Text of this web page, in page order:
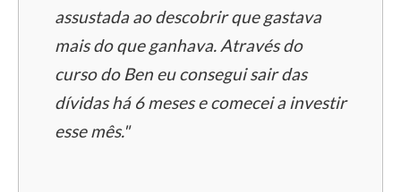
assustada ao descobrir que gastava
mais do que ganhava. Através do
curso do Ben eu consegui sair das
dívidas há 6 meses e comecei a investir
esse mês."